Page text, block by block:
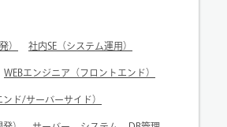
） 社内SE（システム運用）
WEBエンジニア（フロントエンド）
ド/サーバーサイド）